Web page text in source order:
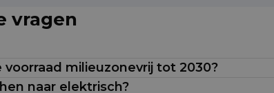
vragen
voorraad milieuzonevrij tot 2030?
naar elektrisch?